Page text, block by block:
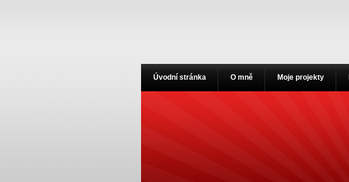
Úvodní stránka O mně Moje projekty